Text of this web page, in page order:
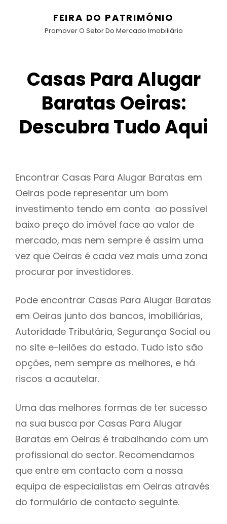
FEIRA DO PATRIMÓNIO
Promover O Setor Do Mercado Imobiliário
Casas Para Alugar
Baratas Oeiras:
Descubra Tudo Aqui
Encontrar Casas Para Alugar Baratas em
Oeiras pode representar um bom
investimento tendo em conta ao possível
baixo preço do imóvel face ao valor de
mercado, mas nem sempre é assim uma
vez que Oeiras é cada vez mais uma zona
procurar por investidores.
Pode encontrar Casas Para Alugar Baratas
em Oeiras junto dos bancos, imobiliárias,
Autoridade Tributária, Segurança Social ou
no site e-leilões do estado. Tudo isto são
opções, nem sempre as melhores, e há
riscos a acautelar.
Uma das melhores formas de ter sucesso
na sua busca por Casas Para Alugar
Baratas em Oeiras é trabalhando com um
profissional do sector. Recomendamos
que entre em contacto com a nossa
equipa de especialistas em Oeiras através
do formulário de contacto seguinte.